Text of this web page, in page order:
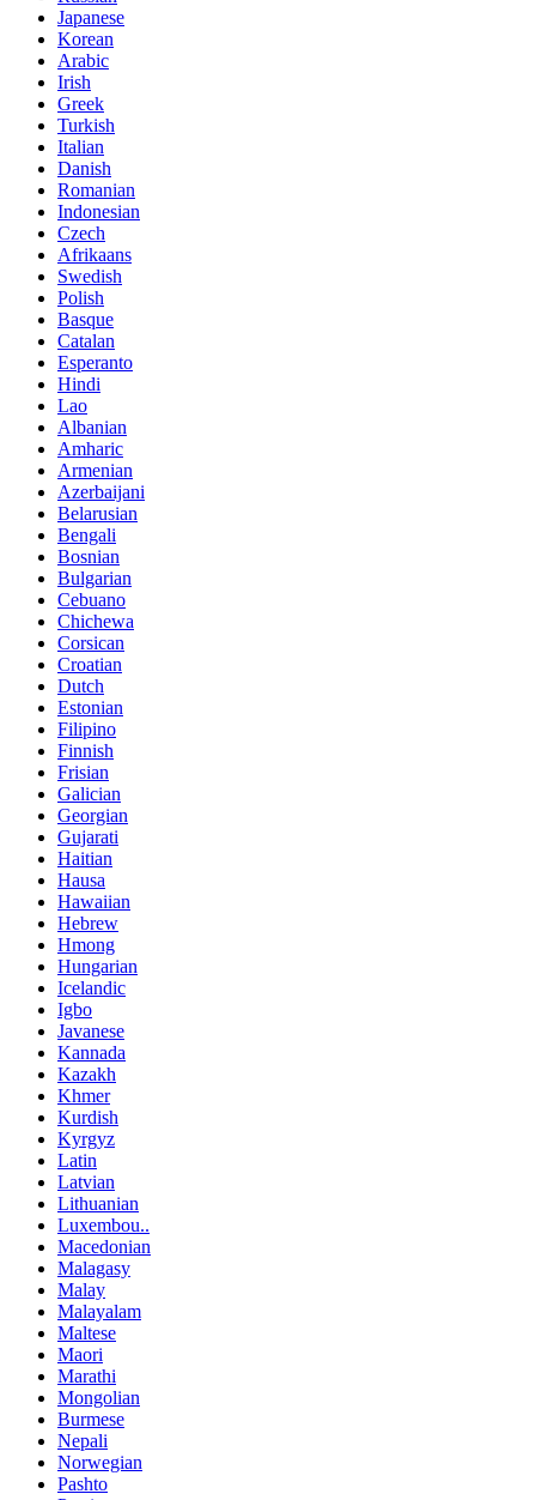
Japanese
Korean
Arabic
Irish
Greek
Turkish
Italian
Danish
Romanian
Indonesian
Czech
Afrikaans
Swedish
Polish
Basque
Catalan
Esperanto
Hindi
Lao
Albanian
Amharic
Armenian
Azerbaijani
Belarusian
Bengali
Bosnian
Bulgarian
Cebuano
Chichewa
Corsican
Croatian
Dutch
Estonian
Filipino
Finnish
Frisian
Galician
Georgian
Gujarati
Haitian
Hausa
Hawaiian
Hebrew
Hmong
Hungarian
Icelandic
Igbo
Javanese
Kannada
Kazakh
Khmer
Kurdish
Kyrgyz
Latin
Latvian
Lithuanian
Luxembou..
Macedonian
Malagasy
Malay
Malayalam
Maltese
Maori
Marathi
Mongolian
Burmese
Nepali
Norwegian
Pashto